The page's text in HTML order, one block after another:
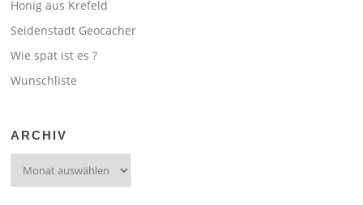
Honig aus Krefeld
Seidenstadt Geocacher
Wie spät ist es ?
Wunschliste
ARCHIV